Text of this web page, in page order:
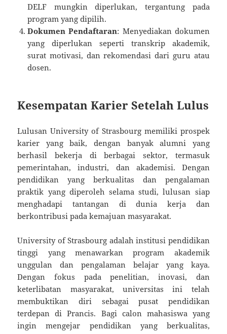
DELF mungkin diperlukan, tergantung pada
program yang dipilih.
Dokumen Pendaftaran: Menyediakan dokumen
yang diperlukan seperti transkrip akademik,
surat motivasi, dan rekomendasi dari guru atau
dosen.
Kesempatan Karier Setelah Lulus
Lulusan University of Strasbourg memiliki prospek
karier yang baik, dengan banyak alumni yang
berhasil bekerja di berbagai sektor, termasuk
pemerintahan, industri, dan akademisi. Dengan
pendidikan yang berkualitas dan pengalaman
praktik yang diperoleh selama studi, lulusan siap
menghadapi tantangan di dunia kerja dan
berkontribusi pada kemajuan masyarakat.
University of Strasbourg adalah institusi pendidikan
tinggi yang menawarkan program akademik
unggulan dan pengalaman belajar yang kaya.
Dengan fokus pada penelitian, inovasi, dan
keterlibatan masyarakat, universitas ini telah
membuktikan diri sebagai pusat pendidikan
terdepan di Prancis. Bagi calon mahasiswa yang
ingin mengejar pendidikan yang berkualitas,